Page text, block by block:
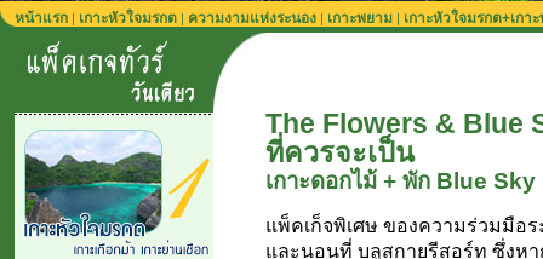
หน้าแรก | เกาะหัวใจมรกต | ความงามแห่งระนอง | เกาะพยาม | เกาะหัวใจมรกต+เกา
The Flowers & Blue
ที่ควรจะเป็น
เกาะดอกไม้ + พัก Blue Sky
แพ็คเก็จพิเศษ ของความร่วมมือร
และนอนที่ บลูสกายรีสอร์ท ซึ่งห